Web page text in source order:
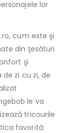
lor
cum este şi
din ţesături
şi
zi cu zi, de
le va
tricourile
favorită